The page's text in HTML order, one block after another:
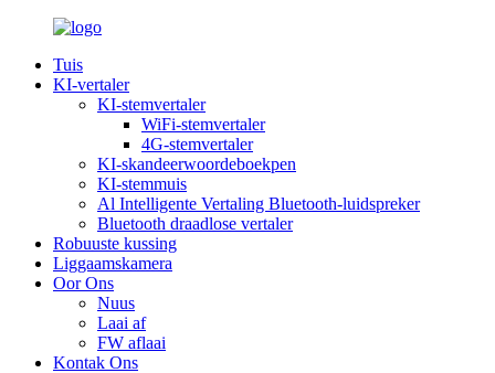
Tuis
KI-vertaler
KI-stemvertaler
WiFi-stemvertaler
4G-stemvertaler
KI-skandeerwoordeboekpen
KI-stemmuis
Al Intelligente Vertaling Bluetooth-luidspreker
Bluetooth draadlose vertaler
Robuuste kussing
Liggaamskamera
Oor Ons
Nuus
Laai af
FW aflaai
Kontak Ons